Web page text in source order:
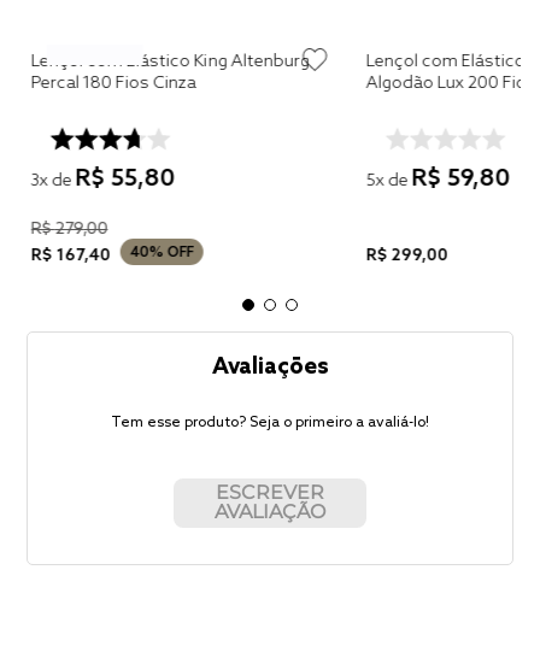
Lençol com Elástico King Altenburg
Percal 180 Fios Cinza
3x de R$ 55,80
R$279,00
R$ 167,40 40% OFF
Lençol com Elástico King
5x de R$ 59,80
R$299,00
Avaliações
Tem esse produto? Seja o primeiro a avaliá-lo!
ESCREVER
AVALIAÇÃO